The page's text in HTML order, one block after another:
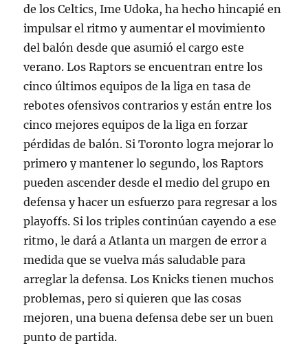
de los Celtics, Ime Udoka, ha hecho hincapié en
impulsar el ritmo y aumentar el movimiento
del balón desde que asumió el cargo este
verano. Los Raptors se encuentran entre los
cinco últimos equipos de la liga en tasa de
rebotes ofensivos contrarios y están entre los
cinco mejores equipos de la liga en forzar
pérdidas de balón. Si Toronto logra mejorar lo
primero y mantener lo segundo, los Raptors
pueden ascender desde el medio del grupo en
defensa y hacer un esfuerzo para regresar a los
playoffs. Si los triples continúan cayendo a ese
ritmo, le dará a Atlanta un margen de error a
medida que se vuelva más saludable para
arreglar la defensa. Los Knicks tienen muchos
problemas, pero si quieren que las cosas
mejoren, una buena defensa debe ser un buen
punto de partida.